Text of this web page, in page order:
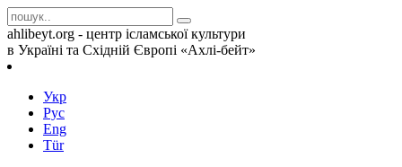
ahlibeyt.org - центр ісламської культури
в Україні та Східній Європі «Ахлі-бейт»
Укр
Рус
Eng
Tür